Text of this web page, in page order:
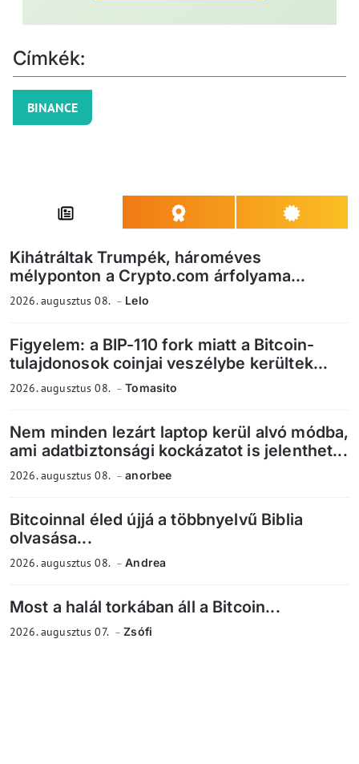
Címkék:
BINANCE
Kihátráltak Trumpék, hároméves
mélyponton a Crypto.com árfolyama...
2026. augusztus 08. Lelo
Figyelem: a BIP-110 fork miatt a Bitcoin-
tulajdonosok coinjai veszélybe kerültek...
2026. augusztus 08. Tomasito
Nem minden lezárt laptop kerül alvó módba,
ami adatbiztonsági kockázatot is jelenthet...
2026. augusztus 08. anorbee
Bitcoinnal éled újjá a többnyelvű Biblia
olvasása...
2026. augusztus 08. Andrea
Most a halál torkában áll a Bitcoin...
2026. augusztus 07. Zsófi